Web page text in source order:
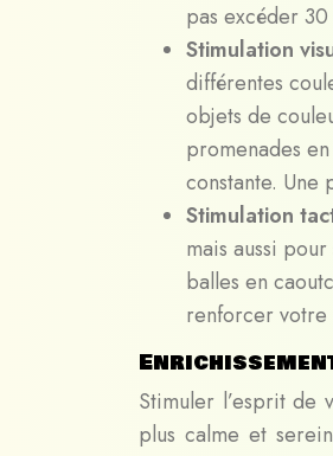
pas excéder
Stimulation
différentes
objets de
promenades
constante. Une
Stimulation
mais aussi
balles en
renforcer votre
Stimuler l’esprit de
plus calme et